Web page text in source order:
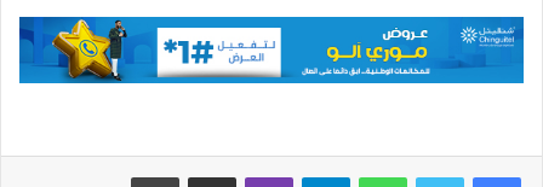
واتساب تيلقرام ڤايبر مشاركة عبر البريد طباعة